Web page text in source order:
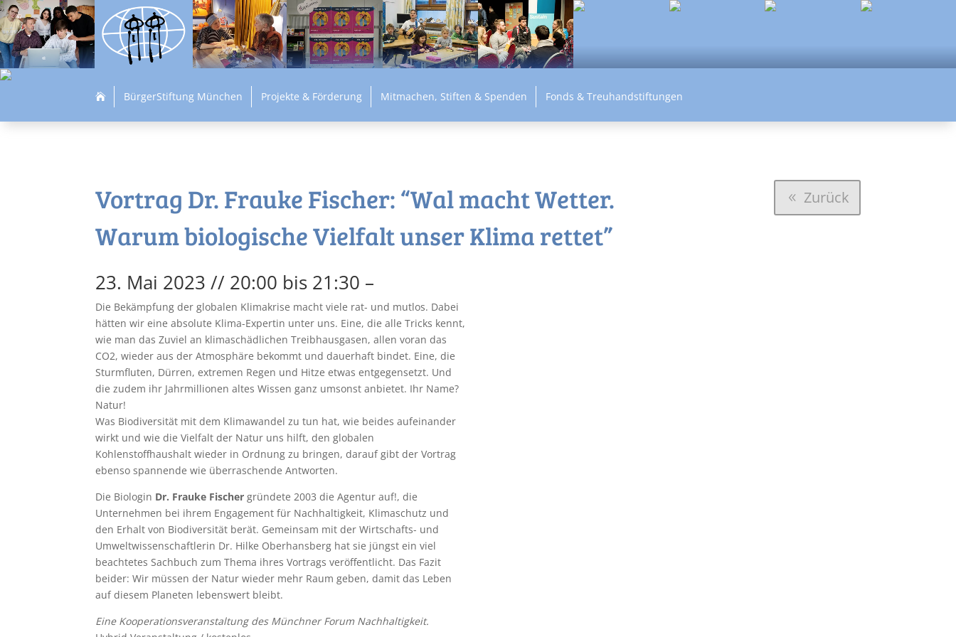
 BürgerStiftung München Projekte & Förderung Mitmachen, Stiften & Spenden Fonds & Treuhandstiftungen
Vortrag Dr. Frauke Fischer: “Wal macht Wetter.
Warum biologische Vielfalt unser Klima rettet”
Zurück
23. Mai 2023 // 20:00 bis 21:30 –
Die Bekämpfung der globalen Klimakrise macht viele rat- und mutlos. Dabei
hätten wir eine absolute Klima-Expertin unter uns. Eine, die alle Tricks kennt,
wie man das Zuviel an klimaschädlichen Treibhausgasen, allen voran das
CO2, wieder aus der Atmosphäre bekommt und dauerhaft bindet. Eine, die
Sturmfluten, Dürren, extremen Regen und Hitze etwas entgegensetzt. Und
die zudem ihr Jahrmillionen altes Wissen ganz umsonst anbietet. Ihr Name?
Natur!
Was Biodiversität mit dem Klimawandel zu tun hat, wie beides aufeinander
wirkt und wie die Vielfalt der Natur uns hilft, den globalen
Kohlenstoffhaushalt wieder in Ordnung zu bringen, darauf gibt der Vortrag
ebenso spannende wie überraschende Antworten.
Die Biologin Dr. Frauke Fischer gründete 2003 die Agentur auf!, die
Unternehmen bei ihrem Engagement für Nachhaltigkeit, Klimaschutz und
den Erhalt von Biodiversität berät. Gemeinsam mit der Wirtschafts- und
Umweltwissenschaftlerin Dr. Hilke Oberhansberg hat sie jüngst ein viel
beachtetes Sachbuch zum Thema ihres Vortrags veröffentlicht. Das Fazit
beider: Wir müssen der Natur wieder mehr Raum geben, damit das Leben
auf diesem Planeten lebenswert bleibt.
Eine Kooperationsveranstaltung des Münchner Forum Nachhaltigkeit.